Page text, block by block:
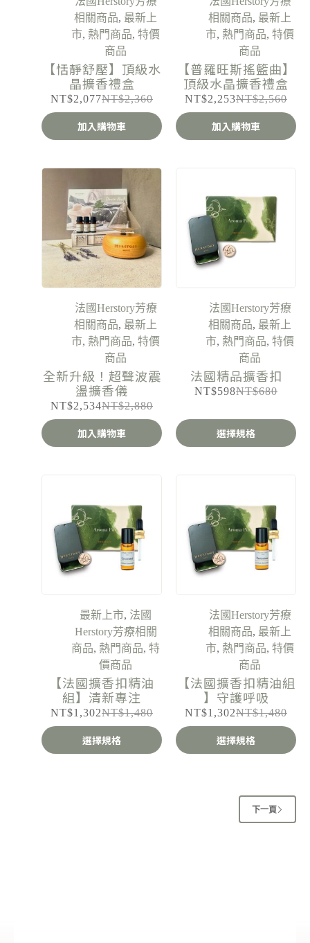
相關商品, 最新上
市, 熱門商品, 特價
商品
【恬靜舒壓】頂級水
晶擴香禮盒
NT$2,360
NT$2,077
加入購物車
相關商品, 最新上
市, 熱門商品, 特價
商品
【普羅旺斯搖籃曲】
頂級水晶擴香禮盒
NT$2,560
NT$2,253
加入購物車
法國Herstory芳療
相關商品, 最新上
市, 熱門商品, 特價
商品
全新升級！超聲波震
盪擴香儀
NT$2,880
NT$2,534
加入購物車
法國Herstory芳療
相關商品, 最新上
市, 熱門商品, 特價
商品
法國精品擴香扣
NT$680
NT$598
選擇規格
最新上市, 法國
Herstory芳療相關
商品, 熱門商品, 特
價商品
【法國擴香扣精油
組】清新專注
NT$1,480
NT$1,302
選擇規格
法國Herstory芳療
相關商品, 最新上
市, 熱門商品, 特價
商品
【法國擴香扣精油組
】守護呼吸
NT$1,480
NT$1,302
選擇規格
下一頁